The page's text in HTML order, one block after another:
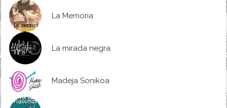
La Memoria
La mirada negra
Madeja Sonikoa